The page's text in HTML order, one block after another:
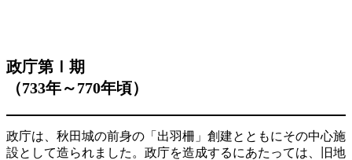
政庁第Ⅰ期
（733年～770年頃）
政庁は、秋田城の前身の「出羽柵」創建とともにその中心施
設として造られました。政庁を造成するにあたっては、旧地